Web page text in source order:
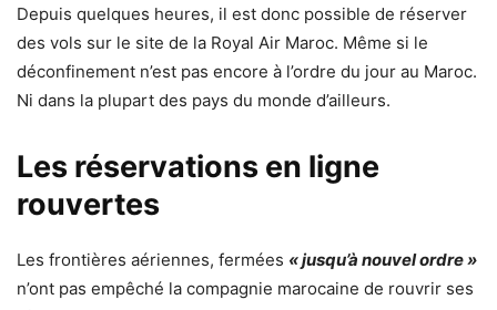
Depuis quelques heures, il est donc possible de réserver
des vols sur le site de la Royal Air Maroc. Même si le
déconfinement n’est pas encore à l’ordre du jour au Maroc.
Ni dans la plupart des pays du monde d’ailleurs.
Les réservations en ligne
rouvertes
Les frontières aériennes, fermées « jusqu’à nouvel ordre »
n’ont pas empêché la compagnie marocaine de rouvrir ses